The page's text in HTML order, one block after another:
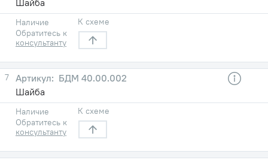
Наличие
Обратитесь к
консультанту
К схеме
7
БДМ 40.00.002
Шайба
Наличие
Обратитесь к
консультанту
К схеме